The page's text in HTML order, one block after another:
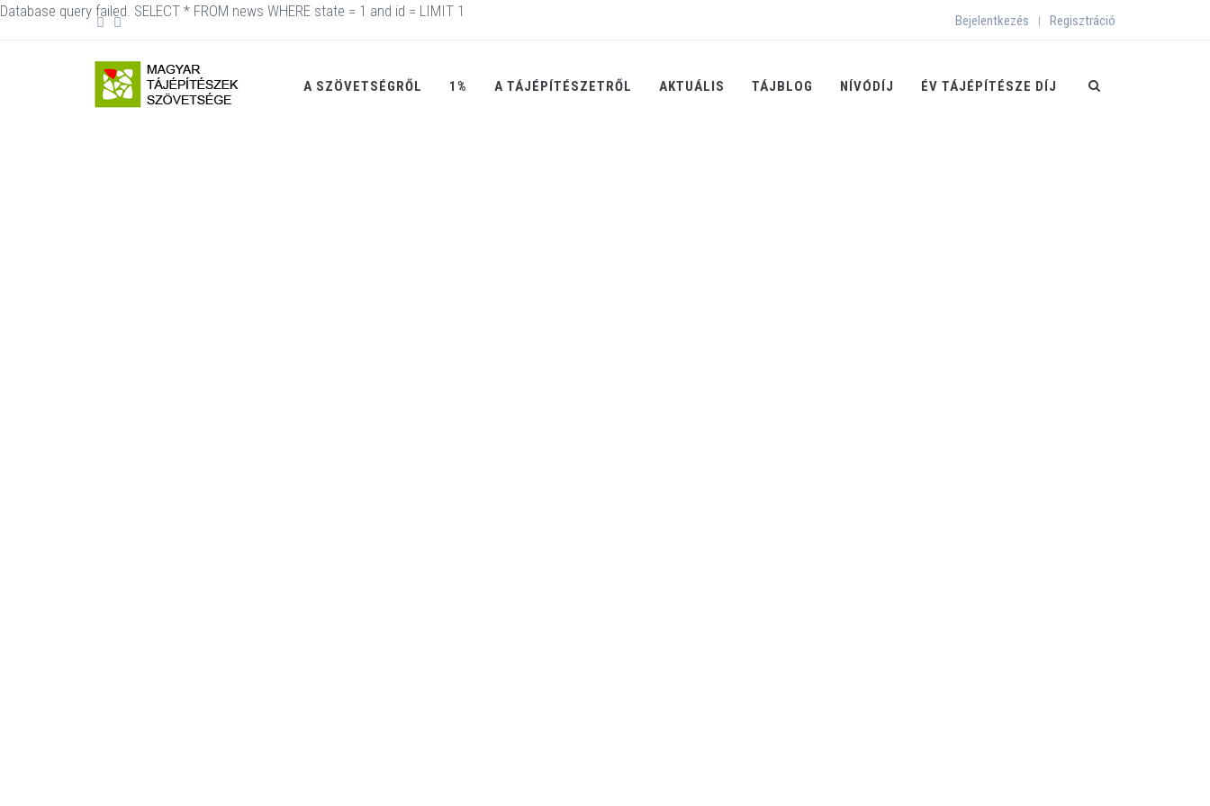
Bejelentkezés | Regisztráció
A SZÖVETSÉGRŐL 1% A TÁJÉPÍTÉSZETRŐL AKTUÁLIS TÁJBLOG NÍVÓDÍJ ÉV TÁJÉPÍTÉSZE DÍJ
Database query failed. SELECT * FROM news WHERE state = 1 and id = LIMIT 1